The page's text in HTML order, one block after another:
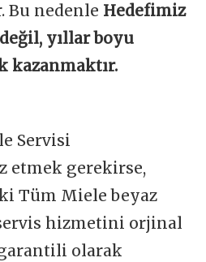
Bu nedenle Hedefimiz
yıllar boyu
kazanmaktır.
Servisi
etmek gerekirse,
Tüm Miele beyaz
hizmetini orjinal
olarak